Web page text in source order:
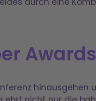
Awards
hinausgehen